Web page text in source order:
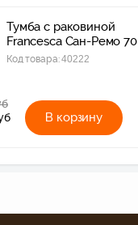
Тумба с раковиной
Francesca Сан-Ремо 70
Код товара:40222
В корзину